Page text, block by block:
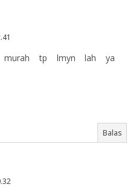
murah tp lmyn lah ya
Balas